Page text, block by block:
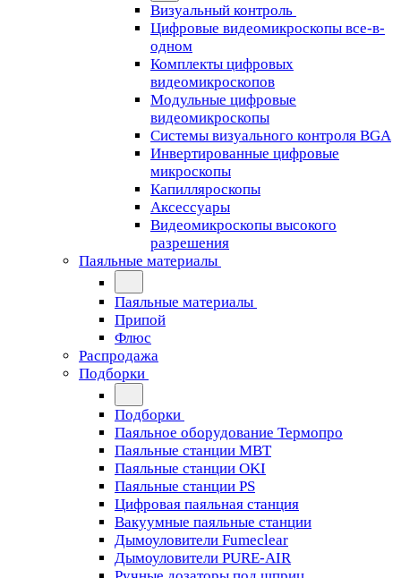
Визуальный контроль
Цифровые видеомикроскопы все-в-
одном
Комплекты цифровых
видеомикроскопов
Модульные цифровые
видеомикроскопы
Cистемы визуального контроля BGA
Инвертированные цифровые
микроскопы
Капилляроскопы
Аксессуары
Видеомикроскопы высокого
разрешения
Паяльные материалы
Паяльные материалы
Припой
Флюс
Распродажа
Подборки
Подборки
Паяльное оборудование Термопро
Паяльные станции MBT
Паяльные станции OKI
Паяльные станции PS
Цифровая паяльная станция
Вакуумные паяльные станции
Дымоуловители Fumeclear
Дымоуловители PURE-AIR